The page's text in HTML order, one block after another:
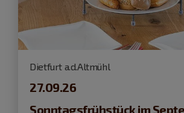
Dietfurt a.d.Altmühl
27.09.26
Sonntagsfrühstück im